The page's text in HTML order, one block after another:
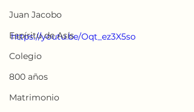
Juan Jacobo
Espíritu de Asís
Colegio
800 años
Matrimonio
https://youtu.be/Oqt_ez3X5so